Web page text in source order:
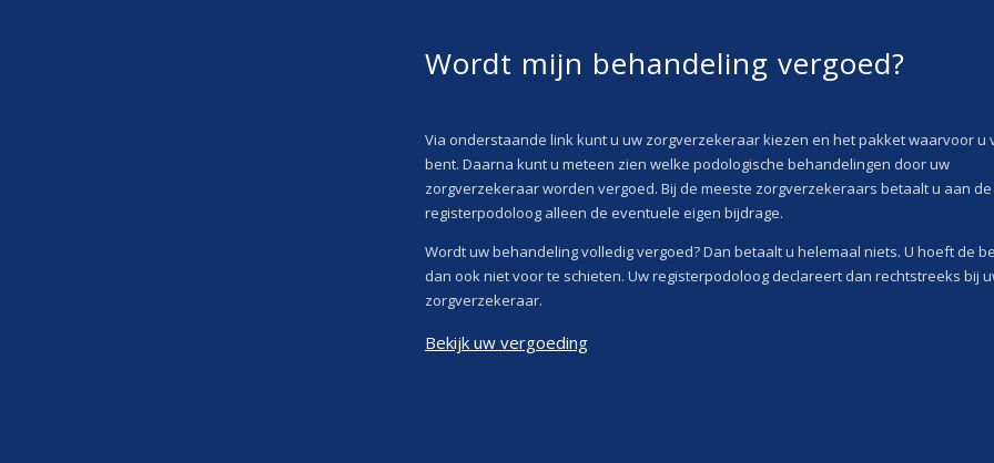
Wordt mijn behandeling vergoed?
Via onderstaande link kunt u uw zorgverzekeraar kiezen en het pakket waarvoor u
bent. Daarna kunt u meteen zien welke podologische behandelingen door uw
zorgverzekeraar worden vergoed. Bij de meeste zorgverzekeraars betaalt u aan de
registerpodoloog alleen de eventuele eigen bijdrage.
Wordt uw behandeling volledig vergoed? Dan betaalt u helemaal niets. U hoeft de
dan ook niet voor te schieten. Uw registerpodoloog declareert dan rechtstreeks bij
zorgverzekeraar.
Bekijk uw vergoeding